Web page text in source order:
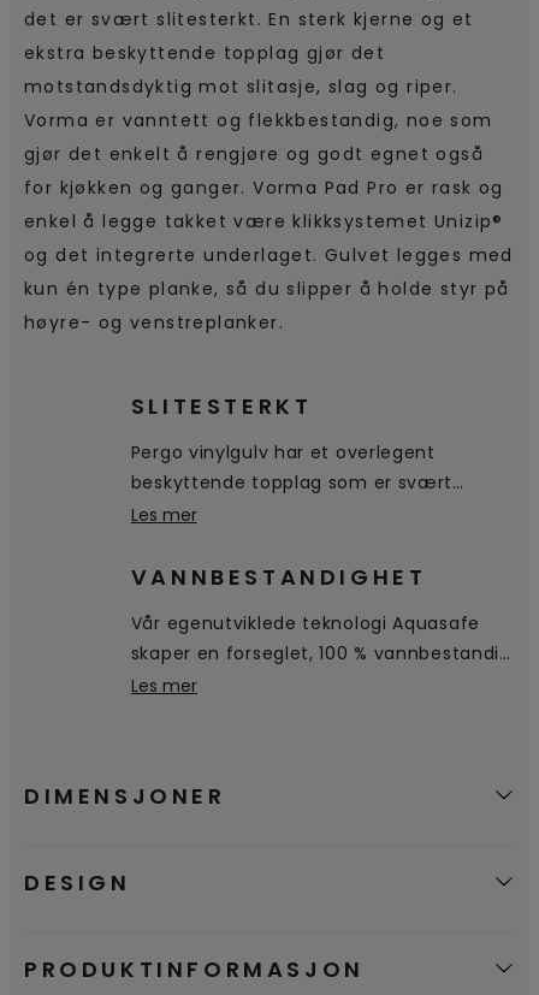
det er svært slitesterkt. En sterk kjerne og et
ekstra beskyttende topplag gjør det
motstandsdyktig mot slitasje, slag og riper.
Vorma er vanntett og flekkbestandig, noe som
gjør det enkelt å rengjøre og godt egnet også
for kjøkken og ganger. Vorma Pad Pro er rask og
enkel å legge takket være klikksystemet Unizip®
og det integrerte underlaget. Gulvet legges med
kun én type planke, så du slipper å holde styr på
høyre- og venstreplanker.
SLITESTERKT
Pergo vinylgulv har et overlegent
beskyttende topplag som er svært
bestandig mot riper, flekker og slitasje.
Les mer
VANNBESTANDIGHET
Vår egenutviklede teknologi Aquasafe
skaper en forseglet, 100 % vannbestandig
overflate helt ned til fasingen, noe som
Les mer
DIMENSJONER
DESIGN
PRODUKTINFORMASJON